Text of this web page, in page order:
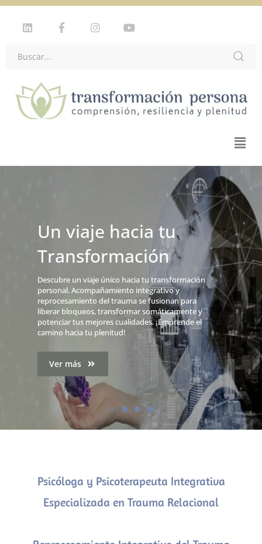
Un viaje hacia tu
Transformación
Descubre un viaje único hacia tu transformación
personal. Acompañamiento integrativo y
reprocesamiento del trauma se fusionan para
liberar bloqueos, transformar somáticamente y
potenciar tus mejores cualidades. ¡Emprende el
camino hacia tu plenitud!
Ver más
Formación en
Terapias de Trauma y
Psico-educación
Conocimientos y recursos para prevenir, conocer
y desarrollar las capacidades innatas del ser
humano de resiliencia y recuperación de
experiencias adversas o traumáticas
Ver más
Psicóloga y Psicoterapeuta Integrativa
Especializada en Trauma Relacional